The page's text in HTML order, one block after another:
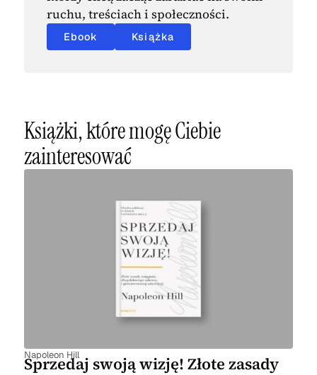
ruchu, treściach i społeczności.
Ebook Książka
Książki, które mogę Ciebie
zainteresować
Napoleon Hill
Sprzedaj swoją wizję! Złote zasady